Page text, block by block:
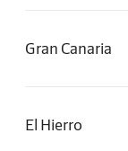
Gran Canaria
El Hierro